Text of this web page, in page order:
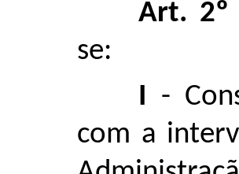
Art. 2º
se:
I -
com a